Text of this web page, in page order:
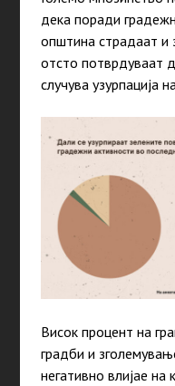
дека поради
општина страдаат и
отсто потврдуваат
случува узурпација
Висок процент на
градби и
негативно влијае